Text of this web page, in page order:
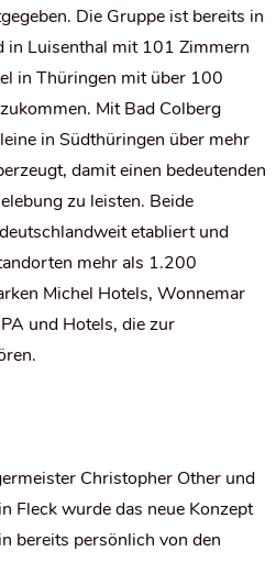
Die Gruppe ist bereits in
Luisenthal mit 101 Zimmern
in Thüringen mit über 100
Mit Bad Colberg
in Südthüringen über mehr
damit einen bedeutenden
zu leisten. Beide
etabliert und
mehr als 1.200
Michel Hotels, Wonnemar
und Hotels, die zur
Christopher Other und
Fleck wurde das neue Konzept
bereits persönlich von den